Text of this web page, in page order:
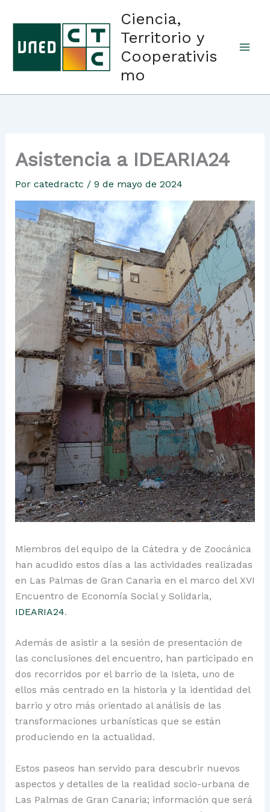
contenido
Ciencia,
Territorio y
Cooperativis
mo
Asistencia a IDEARIA24
Por catedractc / 9 de mayo de 2024
Miembros del equipo de la Cátedra y de Zoocánica
han acudido estos días a las actividades realizadas
en Las Palmas de Gran Canaria en el marco del XVI
Encuentro de Economía Social y Solidaria,
IDEARIA24.
Además de asistir a la sesión de presentación de
las conclusiones del encuentro, han participado en
dos recorridos por el barrio de la Isleta, uno de
ellos más centrado en la historia y la identidad del
barrio y otro más orientado al análisis de las
transformaciones urbanísticas que se están
produciendo en la actualidad.
Estos paseos han servido para descubrir nuevos
aspectos y detalles de la realidad socio-urbana de
Las Palmas de Gran Canaria; información que será